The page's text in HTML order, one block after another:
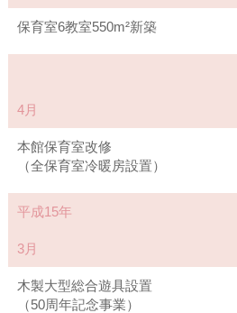
保育室6教室550m²新築
4月
本館保育室改修
（全保育室冷暖房設置）
平成15年
3月
木製大型総合遊具設置
（50周年記念事業）